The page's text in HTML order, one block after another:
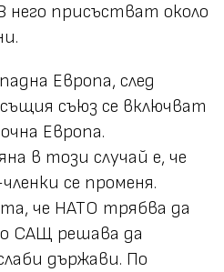
него присъстват около
Европа, след
съюз се включват
Европа.
в този случай е, че
се променя.
че НАТО трябва да
САЩ решава да
държави. По